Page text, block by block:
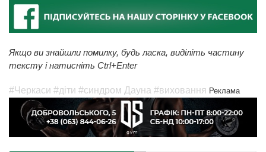
Якщо ви знайшли помилку, будь ласка, виділіть частину
тексту і натисніть Ctrl+Enter
#Черкаси #діти #синдром Дауна #виховання Реклама